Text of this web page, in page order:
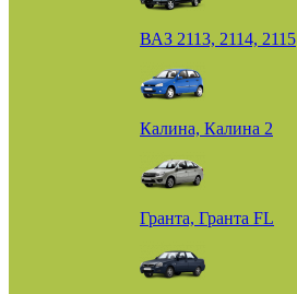
ВАЗ 2113, 2114, 2115
Калина, Калина 2
Гранта, Гранта FL